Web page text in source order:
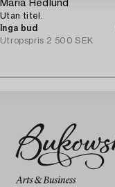
Maria Hedlund
Utan titel.
Inga bud
Utropspris 2 500 SEK